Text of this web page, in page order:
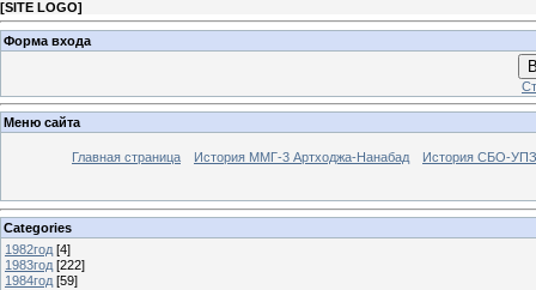
[SITE LOGO]
Форма входа
Меню сайта
Главная страница История ММГ-3 Артходжа-Нанабад История СБО-УПЗ
Categories
1982год [4]
1983год [222]
1984год [59]